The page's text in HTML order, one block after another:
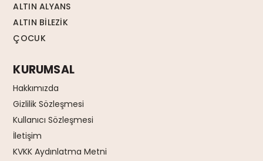
ALTIN ALYANS
ALTIN BİLEZİK
ÇOCUK
KURUMSAL
Hakkımızda
Gizlilik Sözleşmesi
Kullanıcı Sözleşmesi
İletişim
KVKK Aydınlatma Metni